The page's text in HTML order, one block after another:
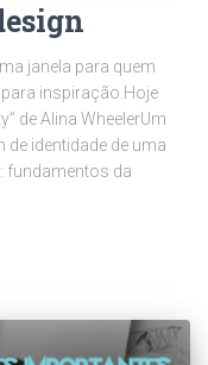
janela para quem
inspiração.Hoje
de Alina WheelerUm
identidade de uma
fundamentos da